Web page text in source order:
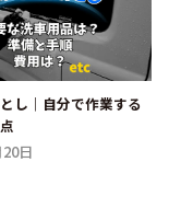
し｜自分で作業する
日